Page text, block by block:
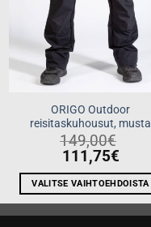
ORIGO Outdoor
reisitaskuhousut, musta
149,00€
111,75€
VALITSE VAIHTOEHDOISTA
Tällä
tuotteella